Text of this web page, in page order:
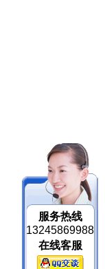
服务热线
13245869988
在线客服